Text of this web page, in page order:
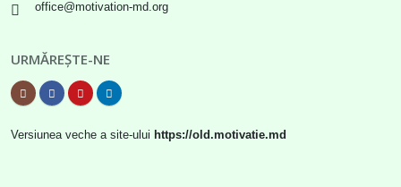
office@motivation-md.org
URMĂREȘTE-NE
Versiunea veche a site-ului https://old.motivatie.md